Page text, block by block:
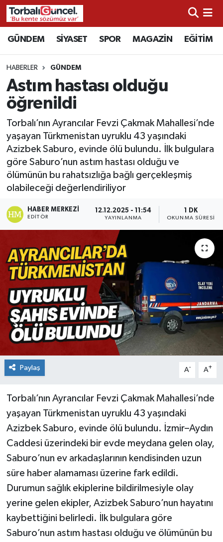
GÜNDEM SİYASET SPOR MAGAZİN EĞİTİM
HABERLER GÜNDEM
Astım hastası olduğu
öğrenildi
Torbalı’nın Ayrancılar Fevzi Çakmak Mahallesi’nde
yaşayan Türkmenistan uyruklu 43 yaşındaki
Azizbek Saburo, evinde ölü bulundu. İlk bulgulara
göre Saburo’nun astım hastası olduğu ve
ölümünün bu rahatsızlığa bağlı gerçekleşmiş
olabileceği değerlendiriliyor
HABER MERKEZI
EDITÖR
12.12.2025 - 11:54
YAYINLANMA
1 DK
OKUNMA SÜRESI
Paylaş A- A+
Torbalı’nın Ayrancılar Fevzi Çakmak Mahallesi’nde
yaşayan Türkmenistan uyruklu 43 yaşındaki
Azizbek Saburo, evinde ölü bulundu. İzmir–Aydın
Caddesi üzerindeki bir evde meydana gelen olay,
Saburo’nun ev arkadaşlarının kendisinden uzun
süre haber alamaması üzerine fark edildi.
Durumun sağlık ekiplerine bildirilmesiyle olay
yerine gelen ekipler, Azizbek Saburo’nun hayatını
kaybettiğini belirledi. İlk bulgulara göre
Saburo’nun astım hastası olduğu ve ölümünün bu
İzmir Nöbetçi Eczaneler
İzmir Hava Durumu
İzmir Namaz Vakitleri
Süper Lig Puan Durumu ve Fikstür
Tüm Manşetler
Son Dakika Haberleri
Haber Arşivi